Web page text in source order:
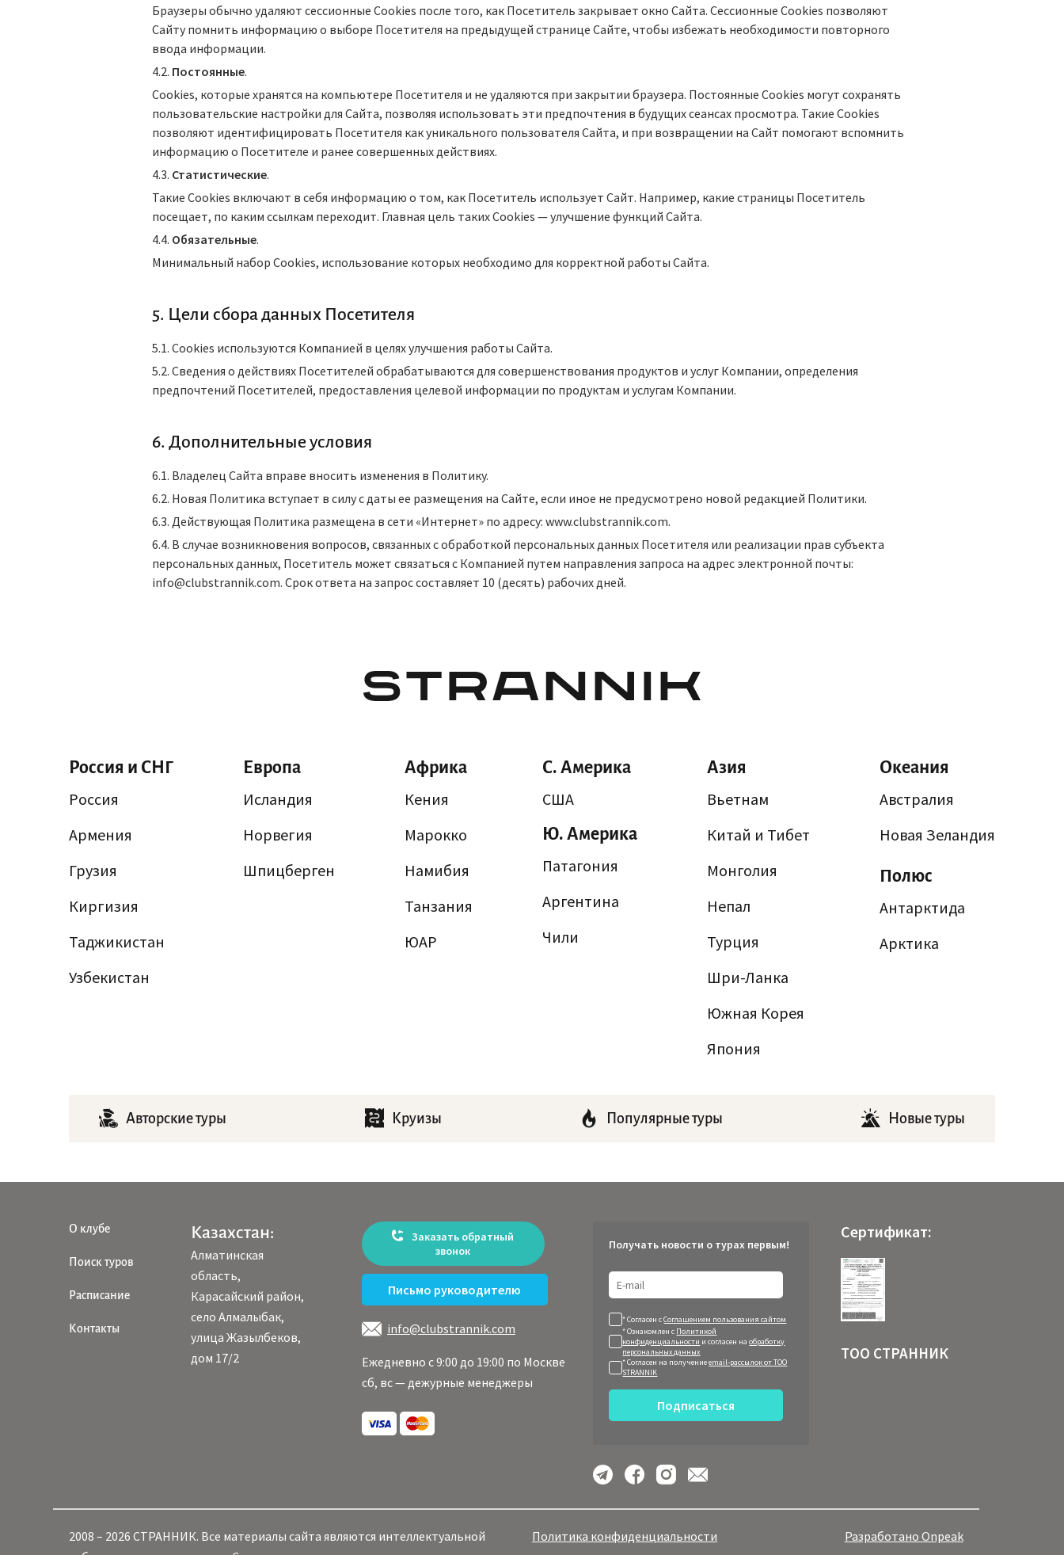
Браузеры обычно удаляют сессионные Cookies после того, как Посетитель закрывает окно Сайта. Сессионные Cookies позволяют
Сайту помнить информацию о выборе Посетителя на предыдущей странице Сайте, чтобы избежать необходимости повторного
ввода информации.
4.2. Постоянные.
Сookies, которые хранятся на компьютере Посетителя и не удаляются при закрытии браузера. Постоянные Сookies могут сохранять
пользовательские настройки для Сайта, позволяя использовать эти предпочтения в будущих сеансах просмотра. Такие Cookies
позволяют идентифицировать Посетителя как уникального пользователя Сайта, и при возвращении на Сайт помогают вспомнить
информацию о Посетителе и ранее совершенных действиях.
4.3. Статистические.
Такие Cookies включают в себя информацию о том, как Посетитель использует Сайт. Например, какие страницы Посетитель
посещает, по каким ссылкам переходит. Главная цель таких Cookies — улучшение функций Сайта.
4.4. Обязательные.
Минимальный набор Cookies, использование которых необходимо для корректной работы Сайта.
5. Цели сбора данных Посетителя
5.1. Cookies используются Компанией в целях улучшения работы Сайта.
5.2. Сведения о действиях Посетителей обрабатываются для совершенствования продуктов и услуг Компании, определения
предпочтений Посетителей, предоставления целевой информации по продуктам и услугам Компании.
6. Дополнительные условия
6.1. Владелец Сайта вправе вносить изменения в Политику.
6.2. Новая Политика вступает в силу с даты ее размещения на Сайте, если иное не предусмотрено новой редакцией Политики.
6.3. Действующая Политика размещена в сети «Интернет» по адресу: www.clubstrannik.com.
6.4. В случае возникновения вопросов, связанных с обработкой персональных данных Посетителя или реализации прав субъекта
персональных данных, Посетитель может связаться с Компанией путем направления запроса на адрес электронной почты:
info@clubstrannik.com. Срок ответа на запрос составляет 10 (десять) рабочих дней.
Россия и СНГ
Россия
Армения
Грузия
Киргизия
Таджикистан
Узбекистан
Европа
Исландия
Норвегия
Шпицберген
Африка
Кения
Марокко
Намибия
Танзания
ЮАР
С. Америка
США
Ю. Америка
Патагония
Аргентина
Чили
Азия
Вьетнам
Китай и Тибет
Монголия
Непал
Турция
Шри-Ланка
Южная Корея
Япония
Океания
Австралия
Новая Зеландия
Полюс
Антарктида
Арктика
Авторские туры Круизы Популярные туры Новые туры
О клубе
Поиск туров
Расписание
Контакты
Казахстан:
Алматинская
область,
Карасайский район,
село Алмалыбак,
улица Жазылбеков,
дом 17/2
Заказать обратный
звонок
Письмо руководителю
info@clubstrannik.com
Ежедневно с 9:00 до 19:00 по Москве
сб, вс — дежурные менеджеры
Получать новости о турах первым!
* Согласен сСоглашением пользования сайтом
* Ознакомлен с Политикой
конфиденциальности и согласен наобработку
персональных данных
* Согласен на получениеemail-рассылок от ТОО
STRANNIK
Подписаться
Сертификат:
ТОО СТРАННИК
2008 – 2026 СТРАННИК. Все материалы сайта являются интеллектуальной
Политика конфиденциальности
Разработано Onpeak